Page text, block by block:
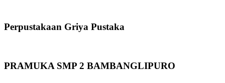
Perpustakaan Griya Pustaka
PRAMUKA SMP 2 BAMBANGLIPURO